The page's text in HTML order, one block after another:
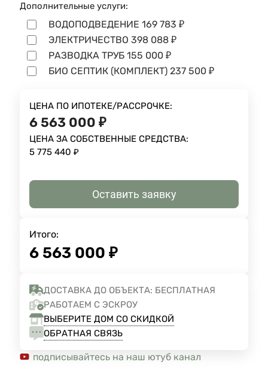
Дополнительные услуги:
ВОДОПОДВЕДЕНИЕ 169 783 ₽
ЭЛЕКТРИЧЕСТВО 398 088 ₽
РАЗВОДКА ТРУБ 155 000 ₽
БИО СЕПТИК (КОМПЛЕКТ) 237 500 ₽
ЦЕНА ПО ИПОТЕКЕ/РАССРОЧКЕ:
6 563 000 ₽
ЦЕНА ЗА СОБСТВЕННЫЕ СРЕДСТВА:
5 775 440 ₽
Оставить заявку
Итого:
6 563 000 ₽
ДОСТАВКА ДО ОБЪЕКТА: БЕСПЛАТНАЯ
РАБОТАЕМ С ЭСКРОУ
ВЫБЕРИТЕ ДОМ СО СКИДКОЙ
ОБРАТНАЯ СВЯЗЬ
подписывайтесь на наш ютуб канал